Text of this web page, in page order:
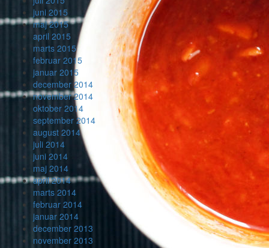
juni 2015
maj 2015
april 2015
marts 2015
februar 2015
januar 2015
december 2014
november 2014
oktober 2014
september 2014
august 2014
juli 2014
juni 2014
maj 2014
april 2014
marts 2014
februar 2014
januar 2014
december 2013
november 2013